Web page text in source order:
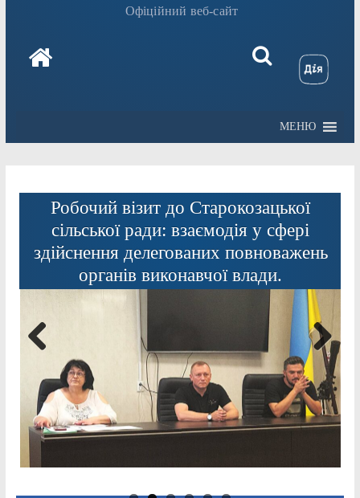
Офіційний веб-сайт
МЕНЮ
Робочий візит до Старокозацької
сільської ради: взаємодія у сфері
здійснення делегованих повноважень
органів виконавчої влади.
Next